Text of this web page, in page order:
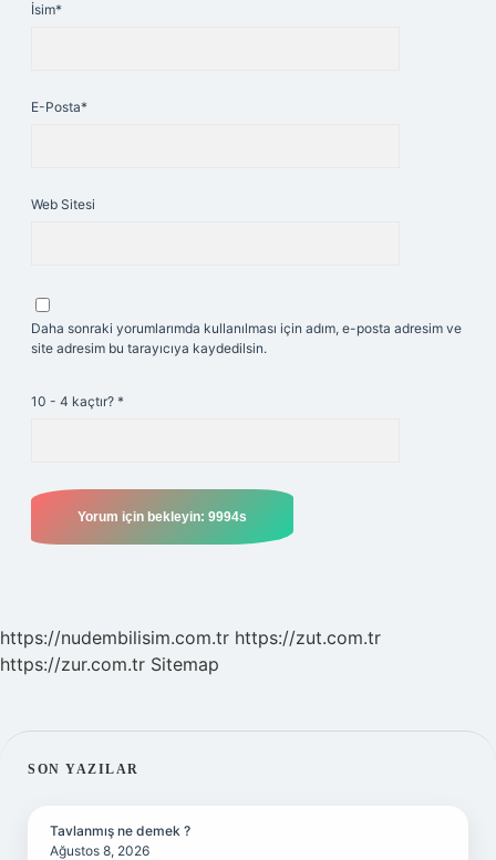
İsim*
E-Posta*
Web Sitesi
Daha sonraki yorumlarımda kullanılması için adım, e-posta adresim ve
site adresim bu tarayıcıya kaydedilsin.
10 - 4 kaçtır? *
https://nudembilisim.com.tr https://zut.com.tr
https://zur.com.tr Sitemap
SIDEBAR
SON YAZILAR
Tavlanmış ne demek ?
Ağustos 8, 2026